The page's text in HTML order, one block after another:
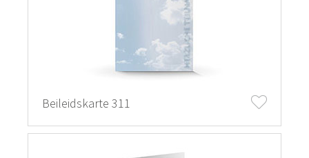
Beileidskarte 311